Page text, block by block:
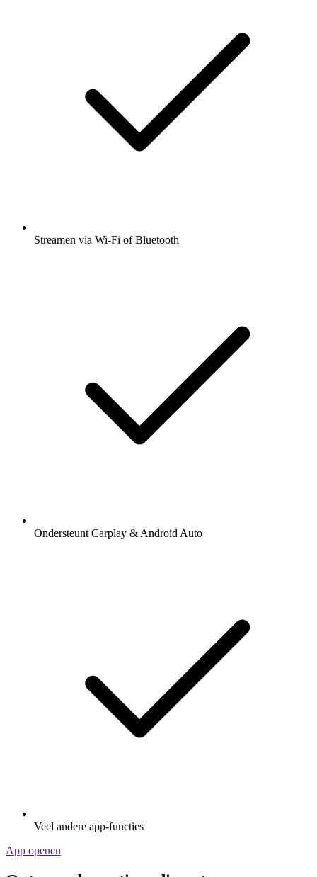
Streamen via Wi-Fi of Bluetooth
Ondersteunt Carplay & Android Auto
Veel andere app-functies
App openen